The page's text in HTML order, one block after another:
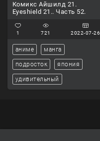
Комикс Айшилд 21.
Eyeshield 21.. Часть 52.
1 721 2022-07-26
аниме манга
подросток япония
удивительный